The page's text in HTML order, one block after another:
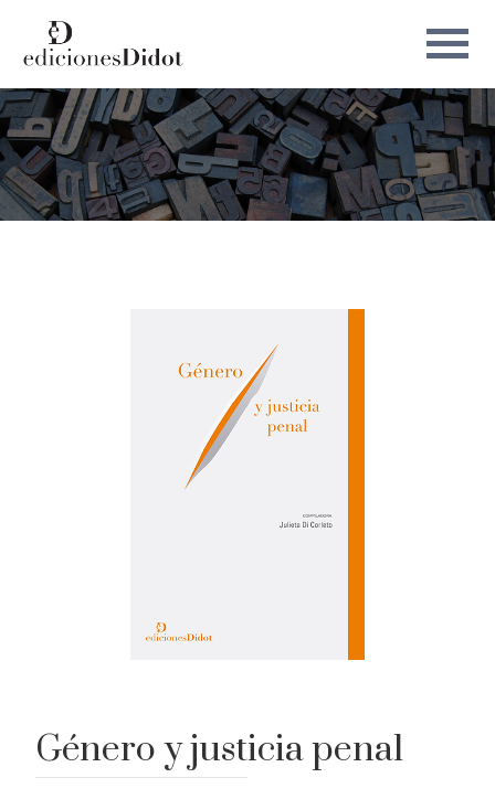
Género y justicia penal